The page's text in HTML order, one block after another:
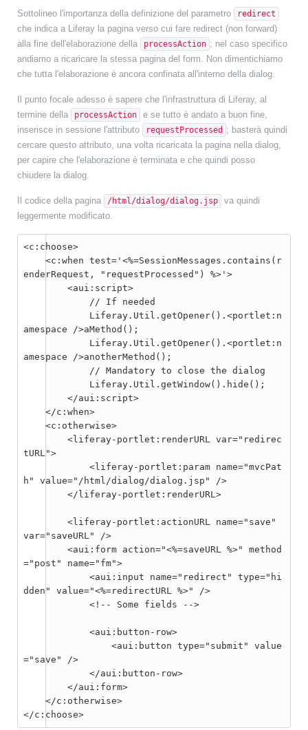
Sottolineo l'importanza della definizione del parametro redirect
che indica a Liferay la pagina verso cui fare redirect (non forward)
alla fine dell'elaborazione della
processAction ; nel caso specifico
andiamo a ricaricare la stessa pagina del form. Non dimentichiamo
che tutta l'elaborazione è ancora confinata all'interno della dialog.
Il punto focale adesso è sapere che l'infrastruttura di Liferay, al
termine della
processAction
e se tutto è andato a buon fine,
inserisce in sessione l'attributo
requestProcessed ; basterà quindi
cercare questo attributo, una volta ricaricata la pagina nella dialog,
per capire che l'elaborazione è terminata e che quindi posso
chiudere la dialog.
Il codice della pagina /html/dialog/dialog.jsp
va quindi
leggermente modificato.
<c:choose>
enderRequest, "requestProcessed") %>'>
        <aui:script>
amespace />aMethod();
amespace />anotherMethod();
        </aui:script>
    </c:when>
    <c:otherwise>
tURL">
h" value="/html/dialog/dialog.jsp" />
var="saveURL" />
="post" name="fm">
dden" value="<%=redirectURL %>" />
="save" />
        </aui:form>
    </c:otherwise>
</c:choose>